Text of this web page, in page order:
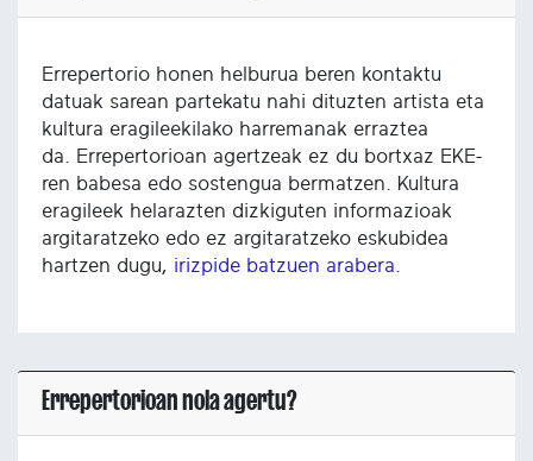
Errepertorio honen helburua beren kontaktu
datuak sarean partekatu nahi dituzten artista eta
kultura eragileekilako harremanak erraztea
da. Errepertorioan agertzeak ez du bortxaz EKE-
ren babesa edo sostengua bermatzen. Kultura
eragileek helarazten dizkiguten informazioak
argitaratzeko edo ez argitaratzeko eskubidea
hartzen dugu, irizpide batzuen arabera
Errepertorioan nola agertu?